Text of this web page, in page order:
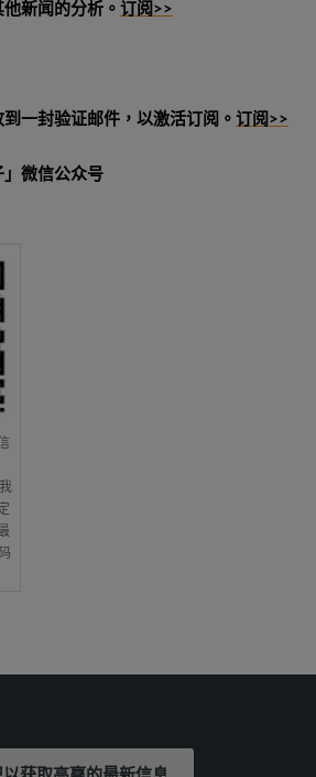
新闻的分析。 订阅>>
一封验证邮件，以激活订阅。 订阅>>
微信公众号